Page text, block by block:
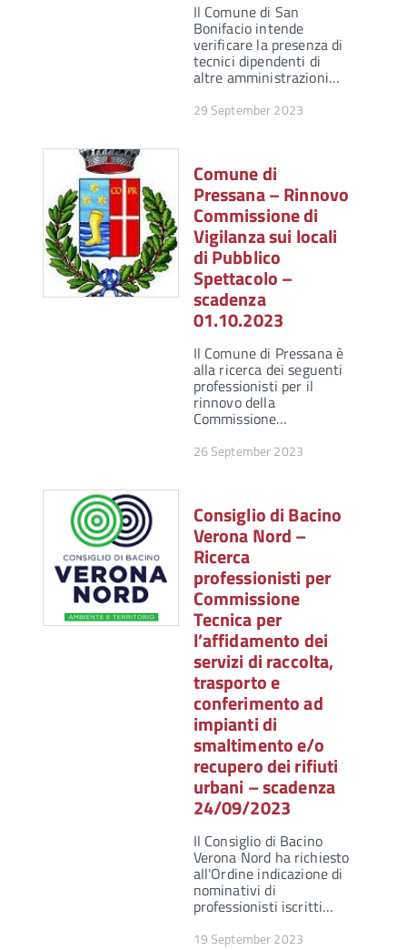
Il Comune di San
Bonifacio intende
verificare la presenza di
tecnici dipendenti di
altre amministrazioni…
29 September 2023
Comune di
Pressana – Rinnovo
Commissione di
Vigilanza sui locali
di Pubblico
Spettacolo –
scadenza
01.10.2023
Il Comune di Pressana è
alla ricerca dei seguenti
professionisti per il
rinnovo della
Commissione…
26 September 2023
Consiglio di Bacino
Verona Nord –
Ricerca
professionisti per
Commissione
Tecnica per
l’affidamento dei
servizi di raccolta,
trasporto e
conferimento ad
impianti di
smaltimento e/o
recupero dei rifiuti
urbani – scadenza
24/09/2023
Il Consiglio di Bacino
Verona Nord ha richiesto
all'Ordine indicazione di
nominativi di
professionisti iscritti…
19 September 2023